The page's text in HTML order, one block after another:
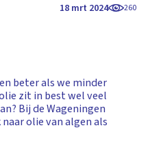
18 mrt 2024 260
beter als we minder
zit in best wel veel
Bij de Wageningen
olie van algen als